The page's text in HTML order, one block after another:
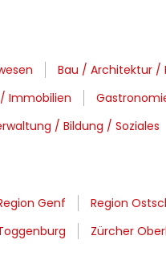
Bau / Architektur /
Immobilien
/ Bildung / Soziales
Genf Region
Zürcher